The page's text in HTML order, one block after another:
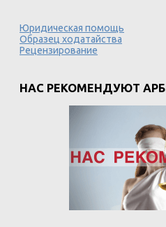
Юридическая помощь
Образец ходатайства
Рецензирование
НАС РЕКОМЕНДУЮТ